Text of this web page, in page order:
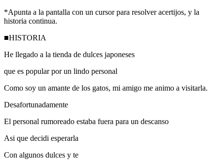
*Apunta a la pantalla con un cursor para resolver acertijos, y la
historia continua.
■HISTORIA
He llegado a la tienda de dulces japoneses
que es popular por un lindo personal
Como soy un amante de los gatos, mi amigo me animo a visitarla.
Desafortunadamente
El personal rumoreado estaba fuera para un descanso
Asi que decidi esperarla
Con algunos dulces y te